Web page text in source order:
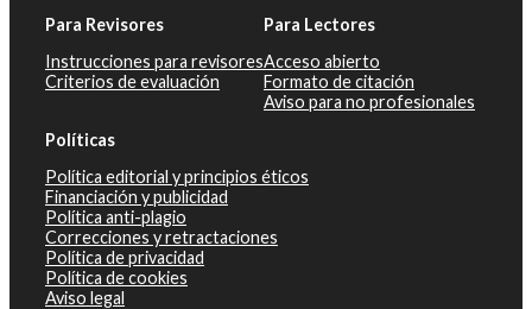
Para Revisores
Instrucciones para revisores
Criterios de evaluación
Para Lectores
Acceso abierto
Formato de citación
Aviso para no profesionales
Políticas
Política editorial y principios éticos
Financiación y publicidad
Política anti-plagio
Correcciones y retractaciones
Política de privacidad
Política de cookies
Aviso legal